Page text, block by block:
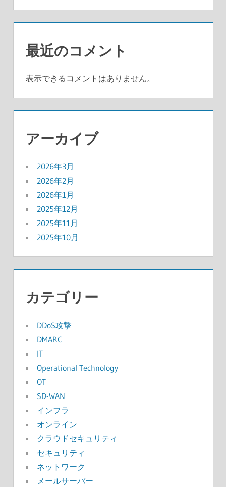
最近のコメント
表示できるコメントはありません。
アーカイブ
2026年3月
2026年2月
2026年1月
2025年12月
2025年11月
2025年10月
カテゴリー
DDoS攻撃
DMARC
IT
Operational Technology
OT
SD-WAN
インフラ
オンライン
クラウドセキュリティ
セキュリティ
ネットワーク
メールサーバー